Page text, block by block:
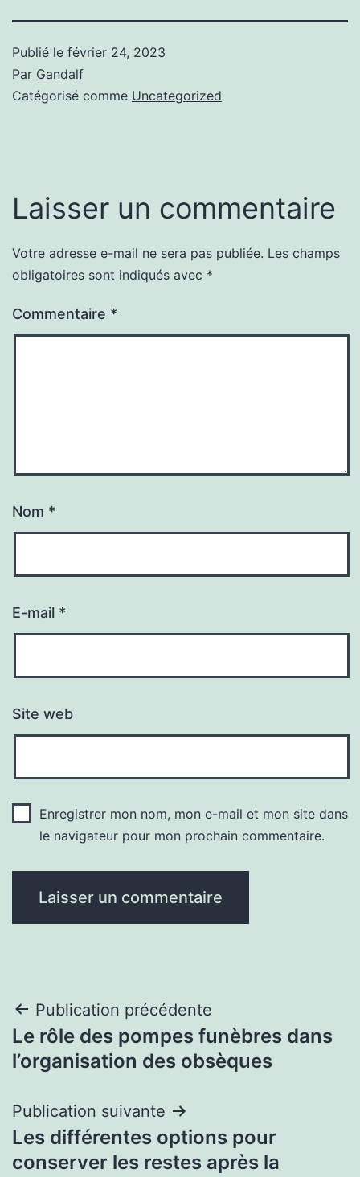
Publié le février 24, 2023
Par Gandalf
Catégorisé comme Uncategorized
Laisser un commentaire
Votre adresse e-mail ne sera pas publiée. Les champs
obligatoires sont indiqués avec *
Commentaire *
Nom *
E-mail *
Site web
Enregistrer mon nom, mon e-mail et mon site dans
le navigateur pour mon prochain commentaire.
Navigation
de
Publication précédente
Le rôle des pompes funèbres dans
l’organisation des obsèques
Publication suivante
Les différentes options pour
conserver les restes après la